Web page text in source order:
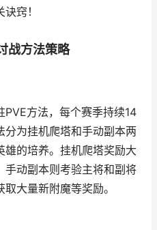
窍！
战方法策略
方法，每个赛季持续14
分为挂机爬塔和手动副本两
的培养。挂机爬塔奖励大
手动副本则考验主将和副将
大量新附魔等奖励。